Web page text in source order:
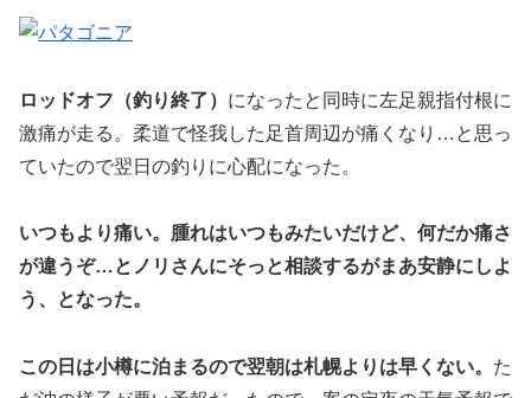
ロッドオフ（釣り終了） になったと同時に左足親指付根に
激痛が走る。柔道で怪我した足首周辺が痛くなり…と思っ
ていたので翌日の釣りに心配になった。
いつもより痛い。腫れはいつもみたいだけど、何だか痛さ
が違うぞ…とノリさんにそっと相談するがまあ安静にしよ
う、となった。
この日は小樽に泊まるので翌朝は札幌よりは早くない。 た